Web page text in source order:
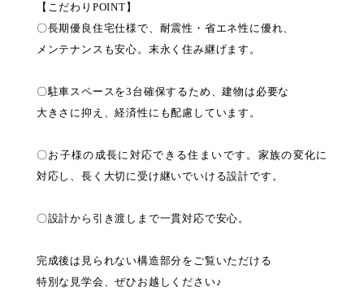
【こだわりPOINT】
〇長期優良住宅仕様で、耐震性・省エネ性に優れ、
メンテナンスも安心。末永く住み継げます。
〇駐車スペースを3台確保するため、建物は必要な
大きさに抑え、経済性にも配慮しています。
〇お子様の成長に対応できる住まいです。家族の変化に
対応し、長く大切に受け継いでいける設計です。
〇設計から引き渡しまで一貫対応で安心。
完成後は見られない構造部分をご覧いただける
特別な見学会、ぜひお越しください♪